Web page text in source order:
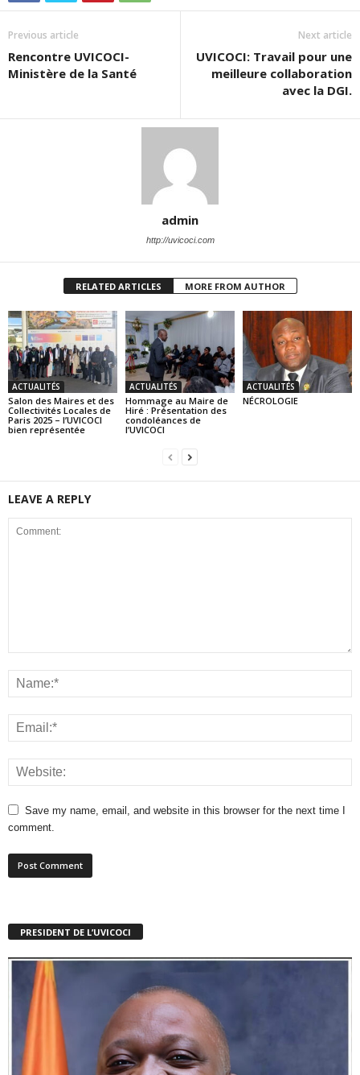
Previous article
Rencontre UVICOCI-
Ministère de la Santé
Next article
UVICOCI: Travail pour une
meilleure collaboration
avec la DGI.
admin
http://uvicoci.com
RELATED ARTICLES MORE FROM AUTHOR
ACTUALITÉS
Salon des Maires et des
Collectivités Locales de
Paris 2025 – l’UVICOCI
bien représentée
ACTUALITÉS
Hommage au Maire de
Hiré : Présentation des
condoléances de
l’UVICOCI
ACTUALITÉS
NÉCROLOGIE
LEAVE A REPLY
Save my name, email, and website in this browser for the next time I
comment.
PRESIDENT DE L’UVICOCI